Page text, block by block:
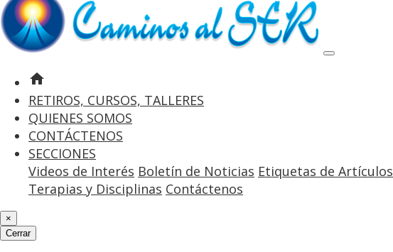
home
RETIROS, CURSOS, TALLERES
QUIENES SOMOS
CONTÁCTENOS
SECCIONES
Videos de Interés Boletín de Noticias Etiquetas de Artículos
Terapias y Disciplinas Contáctenos
×
Cerrar